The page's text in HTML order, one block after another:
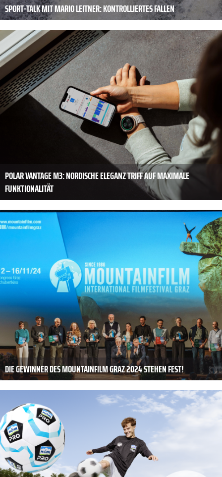
SPORT-TALK MIT MARIO LEITNER: KONTROLLIERTES FALLEN
POLAR VANTAGE M3: NORDISCHE ELEGANZ TRIFF AUF MAXIMALE
FUNKTIONALITÄT
DIE GEWINNER DES MOUNTAINFILM GRAZ 2024 STEHEN FEST!